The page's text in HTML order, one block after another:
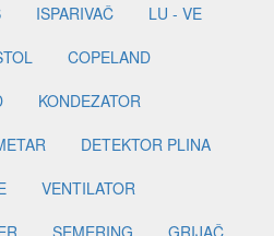
ISPARIVAČ
LU - VE
COPELAND
KONDEZATOR
DETEKTOR PLINA
VENTILATOR
SEMERING
GRIJAČ